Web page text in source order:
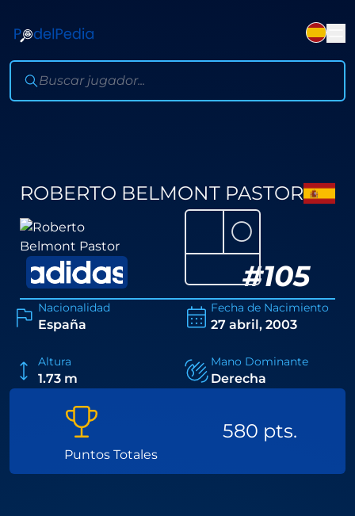
ROBERTO BELMONT PASTOR
#105
⚪
Nacionalidad
España
Fecha de Nacimiento
27 abril, 2003
Altura
1.73 m
Mano Dominante
Derecha
Puntos Totales
580 pts.